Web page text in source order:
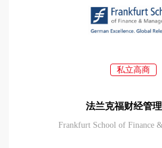
私立高商
法兰克福财经管
Frankfurt School of Finance